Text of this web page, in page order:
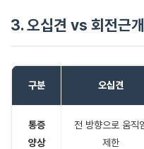
3. 오십견 vs 회전근
구분 오십견
통증
양상
전 방향으로 움직
제한